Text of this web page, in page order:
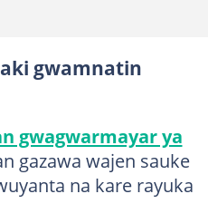
gwamnatin
gwagwarmayar ya
gazawa wajen sauke
na kare rayuka